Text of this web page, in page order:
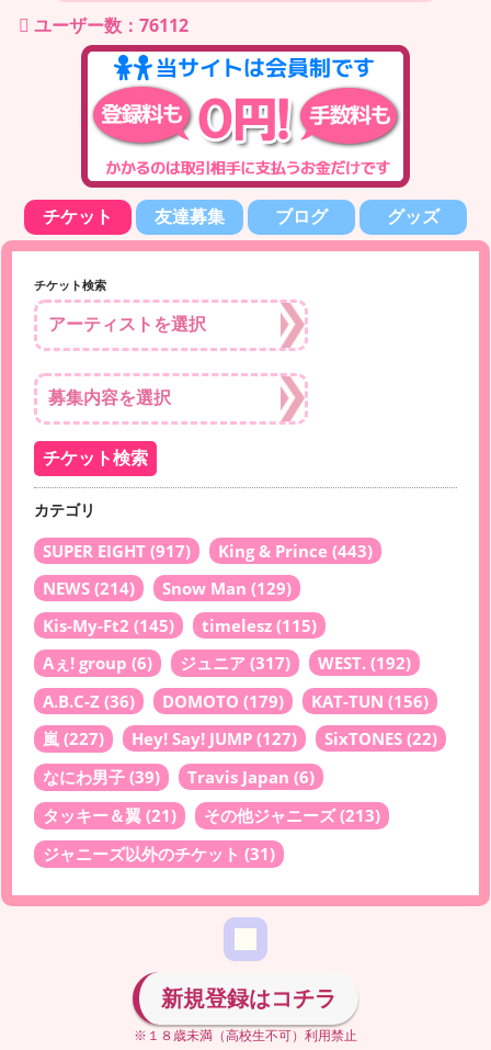
ユーザー数：76112
チケット 友達募集 ブログ グッズ
チケット検索
カテゴリ
SUPER EIGHT (917) King & Prince (443)
NEWS (214) Snow Man (129)
Kis-My-Ft2 (145) timelesz (115)
Aぇ! group (6) ジュニア (317) WEST. (192)
A.B.C-Z (36) DOMOTO (179) KAT-TUN (156)
嵐 (227) Hey! Say! JUMP (127) SixTONES (22)
なにわ男子 (39) Travis Japan (6)
タッキー＆翼 (21) その他ジャニーズ(213)
ジャニーズ以外のチケット (31)
新規登録はコチラ
※１８歳未満（高校生不可）利用禁止